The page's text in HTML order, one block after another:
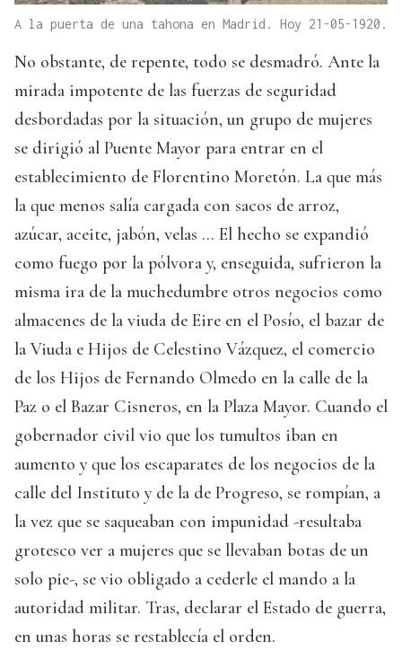
A la puerta de una tahona en Madrid. Hoy 21-05-1920.
No obstante, de repente, todo se desmadró. Ante la
mirada impotente de las fuerzas de seguridad
desbordadas por la situación, un grupo de mujeres
se dirigió al Puente Mayor para entrar en el
establecimiento de Florentino Moretón. La que más
la que menos salía cargada con sacos de arroz,
azúcar, aceite, jabón, velas … El hecho se expandió
como fuego por la pólvora y, enseguida, sufrieron la
misma ira de la muchedumbre otros negocios como
almacenes de la viuda de Eire en el Posío, el bazar de
la Viuda e Hijos de Celestino Vázquez, el comercio
de los Hijos de Fernando Olmedo en la calle de la
Paz o el Bazar Cisneros, en la Plaza Mayor. Cuando el
gobernador civil vio que los tumultos iban en
aumento y que los escaparates de los negocios de la
calle del Instituto y de la de Progreso, se rompían, a
la vez que se saqueaban con impunidad -resultaba
grotesco ver a mujeres que se llevaban botas de un
solo pie-, se vio obligado a cederle el mando a la
autoridad militar. Tras, declarar el Estado de guerra,
en unas horas se restablecía el orden.